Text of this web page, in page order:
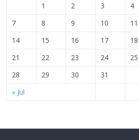
« Jul
1 2 3 4
7
8 9 10 11
14
15 16 17 18
21
22 23 24 25
28
29 30 31